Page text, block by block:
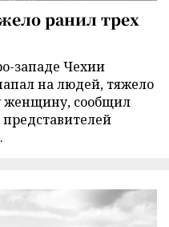
ранил трех
западе Чехии
на людей, тяжело
женщину, сообщил